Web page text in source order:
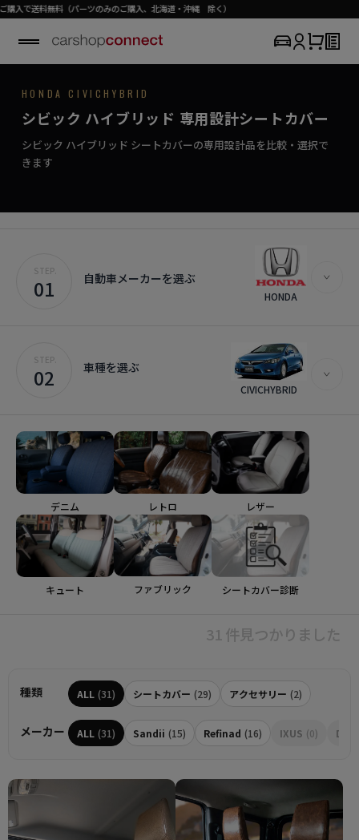
ーツのみのご購入、北海道・沖縄 除く）
HONDA / CIVIC HYBRID
SEAT COVER COLLECTION
CIVIC HYBRID
専用シートカバー
攻めの走りに、上質なシートカバー。
初めての方はこちら ›
HONDA CIVICHYBRID
シビック ハイブリッド 専用設計シートカバー
シビック ハイブリッド シートカバーの専用設計品を比較・選択で
きます
STEP.
01 自動車メーカーを選ぶ
HONDA
STEP.
02 車種を選ぶ
CIVICHYBRID
デニム レトロ レザー
キュート ファブリック シートカバー診断
31 件見つかりました
種類 ALL (31) シートカバー (29) アクセサリー (2)
メーカー ALL (31) Sandii (15) Refinad (16) IXUS (0)